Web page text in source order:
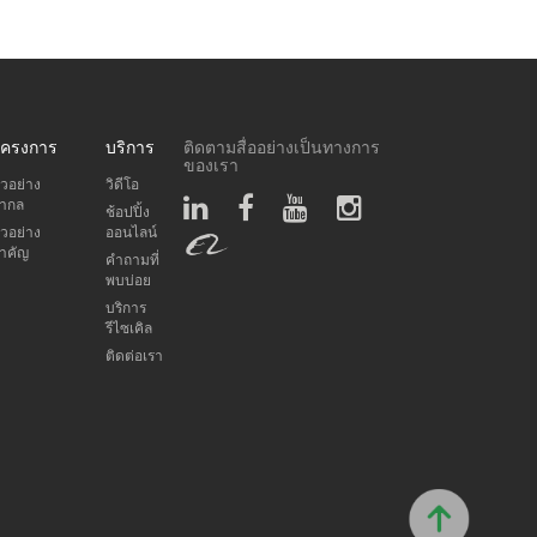
รงการ
อย่าง
กล
อย่าง
คัญ
บริการ
วิดีโอ
ช้อปปิ้ง
ออนไลน์
คำถามที่
พบบ่อย
บริการ
รีไซเคิล
ติดต่อเรา
ติดตามสื่ออย่างเป็นทางการ
ของเรา